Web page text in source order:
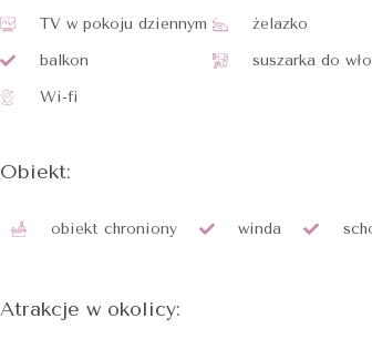
TV w pokoju dziennym
balkon
Wi-fi
żelazko
suszarka do
Obiekt:
obiekt chroniony winda
Atrakcje w okolicy: